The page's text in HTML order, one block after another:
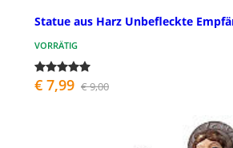
Statue aus Harz Unbefleckte
VORRÄTIG
€ 7,99 € 9,00